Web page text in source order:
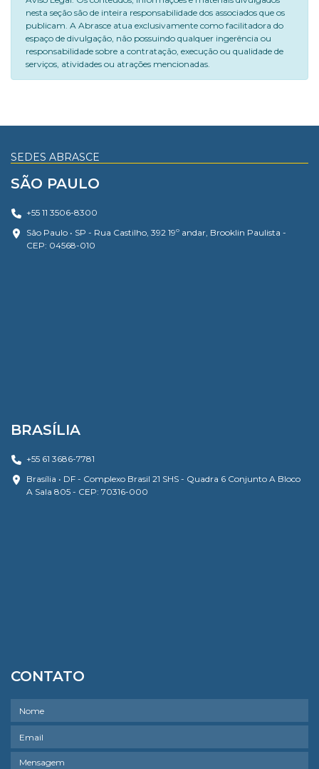
nesta seção são de inteira responsabilidade dos associados que os
publicam. A Abrasce atua exclusivamente como facilitadora do
espaço de divulgação, não possuindo qualquer ingerência ou
responsabilidade sobre a contratação, execução ou qualidade de
serviços, atividades ou atrações mencionadas.
SEDES ABRASCE
SÃO PAULO
+55 11 3506-8300
São Paulo • SP - Rua Castilho, 392 19º andar, Brooklin Paulista -
CEP: 04568-010
BRASÍLIA
+55 61 3686-7781
Brasília • DF - Complexo Brasil 21 SHS - Quadra 6 Conjunto A Bloco
A Sala 805 - CEP: 70316-000
CONTATO